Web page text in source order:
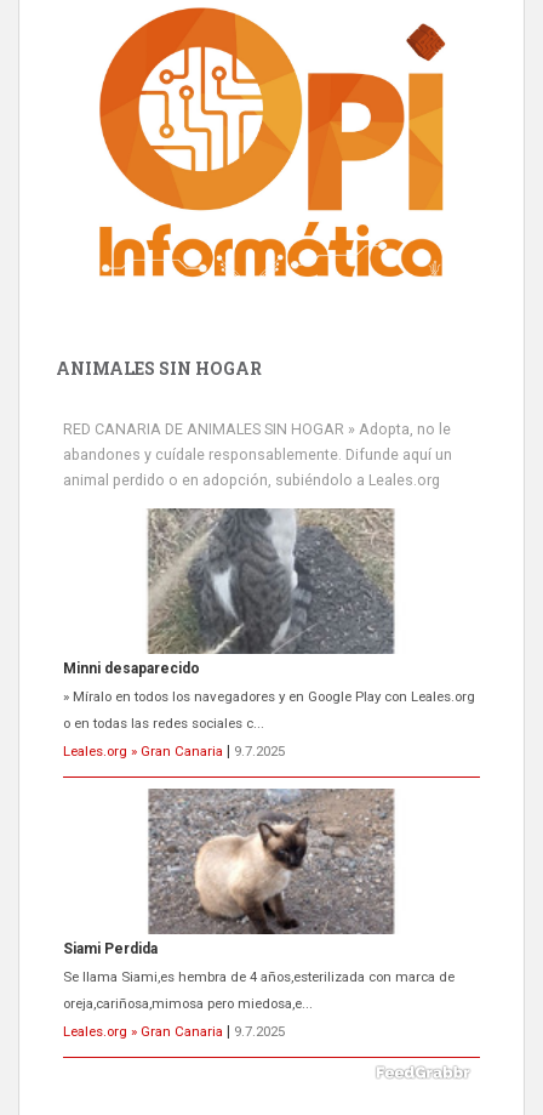
ANIMALES SIN HOGAR
RED CANARIA DE ANIMALES SIN HOGAR » Adopta, no le
abandones y cuídale responsablemente. Difunde aquí un
animal perdido o en adopción, subiéndolo a Leales.org
Minni desaparecido
» Míralo en todos los navegadores y en Google Play con Leales.org
o en todas las redes sociales c...
Leales.org » Gran Canaria
9.7.2025
Siami Perdida
Se llama Siami,es hembra de 4 años,esterilizada con marca de
oreja,cariñosa,mimosa pero miedosa,e...
Leales.org » Gran Canaria
9.7.2025